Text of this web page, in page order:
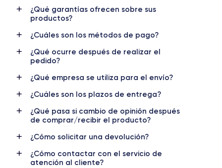
Pantalla
OLED 6.7 pulgadas 2778 x 1284 píxeles
RAM Memoria interna
Apple A15 Bionic 6
Nombre GPU
5 Core GPU
Frec. procesador
3.22 GHz
12 MP 12 MP
¿Qué garantías ofrecen sobre sus
productos?
¿Cuáles son los métodos de pago?
¿Qué ocurre después de realizar el
pedido?
¿Qué empresa se utiliza para el envío?
¿Cuáles son los plazos de entrega?
¿Qué pasa si cambio de opinión después
de comprar/recibir el producto?
¿Cómo solicitar una devolución?
¿Cómo contactar con el servicio de
atención al cliente?